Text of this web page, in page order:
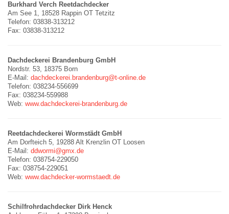
Burkhard Verch Reetdachdecker
Am See 1, 18528 Rappin OT Tetzitz
Telefon: 03838-313212
Fax: 03838-313212
Dachdeckerei Brandenburg GmbH
Nordstr. 53, 18375 Born
E-Mail: dachdeckerei.brandenburg@t-online.de
Telefon: 038234-556699
Fax: 038234-559988
Web: www.dachdeckerei-brandenburg.de
Reetdachdeckerei Wormstädt GmbH
Am Dorfteich 5, 19288 Alt Krenzlin OT Loosen
E-Mail: ddwormi@gmx.de
Telefon: 038754-229050
Fax: 038754-229051
Web: www.dachdecker-wormstaedt.de
Schilfrohrdachdecker Dirk Henck